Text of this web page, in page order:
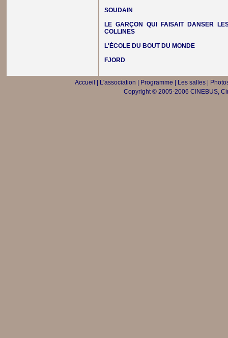
SOUDAIN
LE GARÇON QUI FAISAIT DANSER
COLLINES
L'ÉCOLE DU BOUT DU MONDE
FJORD
Accueil L'association Programme Les salles|
Copyright © 2005-2006 CINEBUS,